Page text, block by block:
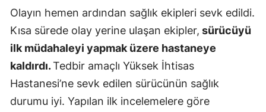
Olayın hemen ardından sağlık ekipleri sevk edildi.
Kısa sürede olay yerine ulaşan ekipler, sürücüyü
ilk müdahaleyi yapmak üzere hastaneye
kaldırdı.Tedbir amaçlı Yüksek İhtisas
Hastanesi’ne sevk edilen sürücünün sağlık
durumu iyi. Yapılan ilk incelemelere göre